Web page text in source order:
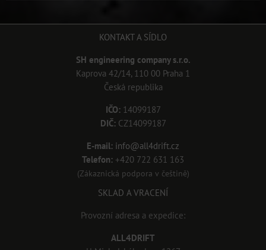
KONTAKT A SÍDLO
SH engineering company s.r.o.
Kaprova 42/14, 110 00 Praha 1
Česká republika
IČO:14099187
DIČ:CZ14099187
E-mail: info@all4drift.cz
Telefon: +420 722 631 163
(Zákaznická podpora v češtině)
SKLAD A VRACENÍ
Provozní adresa a expedice:
ALL4DRIFT